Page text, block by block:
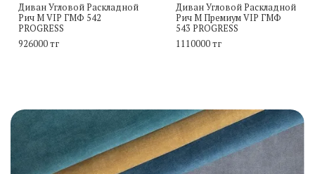
Диван Угловой Раскладной
Рич М VIP ГМФ 542
PROGRESS
926000 тг
Диван Угловой Раскладной
Рич М Премиум VIP ГМФ
543 PROGRESS
1110000 тг